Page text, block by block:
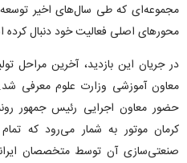
مجموعه‌ای که طی سال‌های اخیر
محورهای اصلی فعالیت خود دنبال
در جریان این بازدید، آخرین مراحل
حضور معاون اجرایی رئیس جمهور
کرمان موتور به شمار می‌رود که